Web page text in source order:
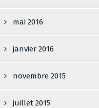
mai 2016
janvier 2016
novembre 2015
juillet 2015